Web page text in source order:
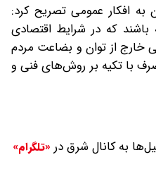
به افکار عمومی تصریح کرد:
که در شرایط اقتصادی
از توان و بضاعت مردم
با تکیه بر روش‌های فنی و
به کانال شرق در «تلگرام»